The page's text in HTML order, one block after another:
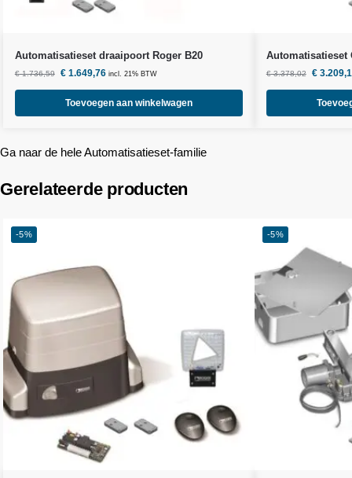
Automatisatieset draaipoort Roger B20
€1.736,59 €1.649,76 incl. 21% BTW
Toevoegen aan winkelwagen
Automatisatieset
€3.378,02 €
Ga naar de hele Automatisatieset-familie
Gerelateerde producten
-5% -5%